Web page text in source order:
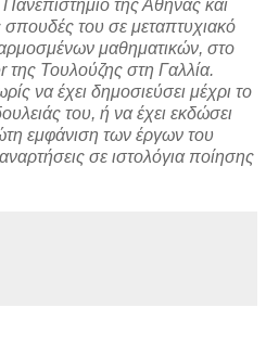
της Αθήνας και
σπουδές του σε μεταπτυχιακό
μαθηματικών, στο
Τουλούζης στη Γαλλία.
να έχει δημοσιεύσει μέχρι το
του, ή να έχει εκδώσει
εμφάνιση των έργων του
σε ιστολόγια ποίησης